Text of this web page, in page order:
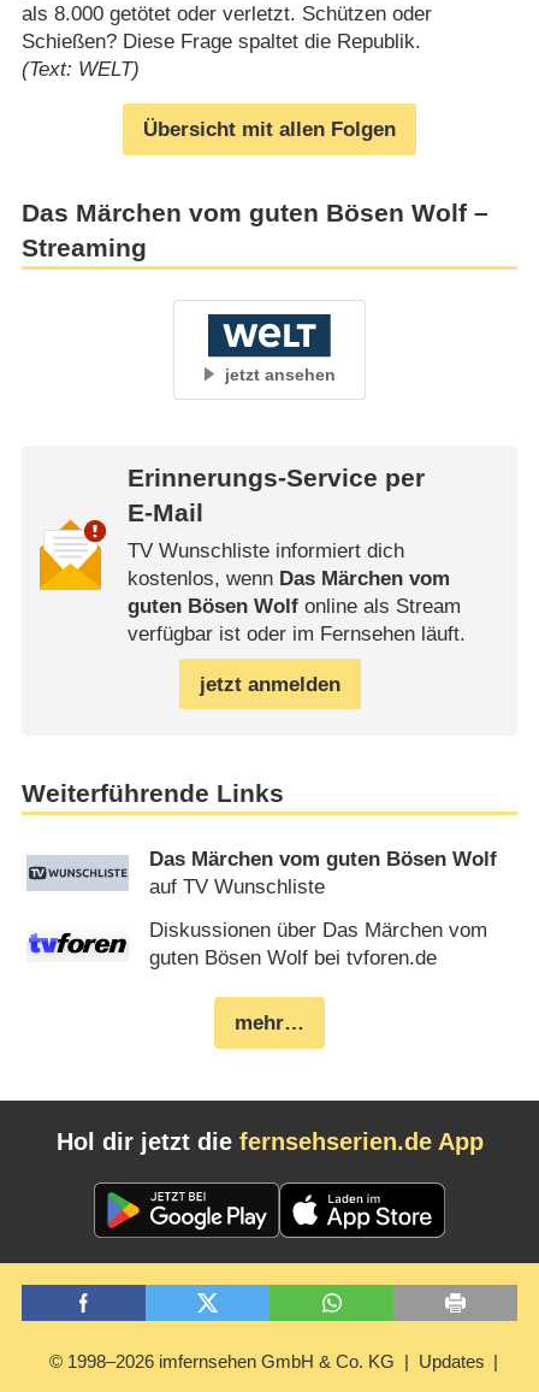
als 8.000 getötet oder verletzt. Schützen oder
Schießen? Diese Frage spaltet die Republik.
(Text: WELT)
Übersicht mit allen Folgen
Das Märchen vom guten Bösen Wolf –
Streaming
jetzt ansehen
Erinnerungs-Service per
E-Mail
TV Wunschliste informiert dich
kostenlos, wenn Das Märchen vom
guten Bösen Wolfonline als Stream
verfügbar ist oder im Fernsehen läuft.
jetzt anmelden
Weiterführende Links
Das Märchen vom guten Bösen Wolf
auf TV Wunschliste
Diskussionen über Das Märchen vom
guten Bösen Wolf bei tvforen.de
mehr…
Hol dir jetzt die fernsehserien.de App
© 1998–2026 imfernsehen GmbH & Co. KG Updates